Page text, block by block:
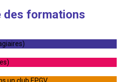
des formations